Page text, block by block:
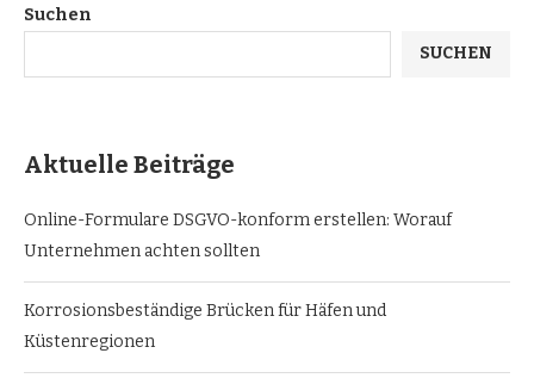
Suchen
SUCHEN
Aktuelle Beiträge
Online-Formulare DSGVO-konform erstellen: Worauf
Unternehmen achten sollten
Korrosionsbeständige Brücken für Häfen und
Küstenregionen